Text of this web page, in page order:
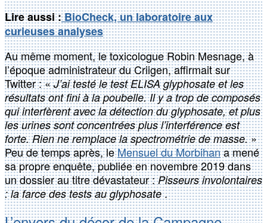
Lire aussi : BioCheck, un laboratoire aux
curieuses analyses
Au même moment, le toxicologue Robin Mesnage, à
l’époque administrateur du Criigen, affirmait sur
Twitter : «J’ai testé le test ELISA glyphosate et les
résultats ont fini à la poubelle. Il y a trop de composés
qui interfèrent avec la détection du glyphosate, et plus
les urines sont concentrées plus l’interférence est
forte. Rien ne remplace la spectrométrie de masse.»
Peu de temps après, leMensuel du Morbihana mené
sa propre enquête, publiée en novembre 2019 dans
un dossier au titre dévastateur :Pisseurs involontaires
: la farce des tests au glyphosate.